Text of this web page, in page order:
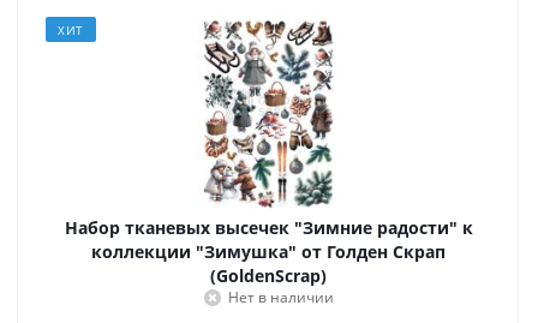
ХИТ
Набор тканевых высечек "Зимние радости" к
коллекции "Зимушка" от Голден Скрап
(GoldenScrap)
Нет в наличии